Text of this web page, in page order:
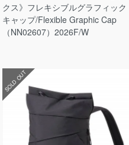
クス》フレキシブルグラフィック
キャップ/Flexible Graphic Cap
（NN02607）2026F/W
SOLD OUT